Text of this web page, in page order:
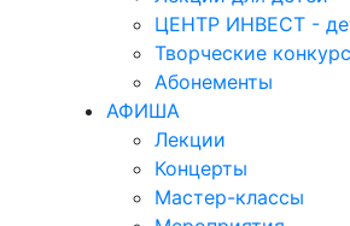
ЦЕНТР ИНВЕСТ -
Творческие
Абонементы
АФИША
Лекции
Концерты
Мастер-классы